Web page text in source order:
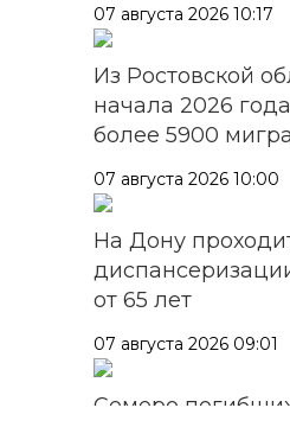
07 августа 2026 10:17
Из Ростовской
начала 2026
более 5900
07 августа 2026 10:00
На Дону
от 65 лет
07 августа 2026 09:01
Семеро